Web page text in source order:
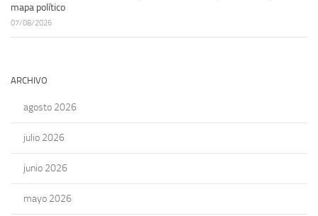
mapa político
07/08/2026
ARCHIVO
agosto 2026
julio 2026
junio 2026
mayo 2026